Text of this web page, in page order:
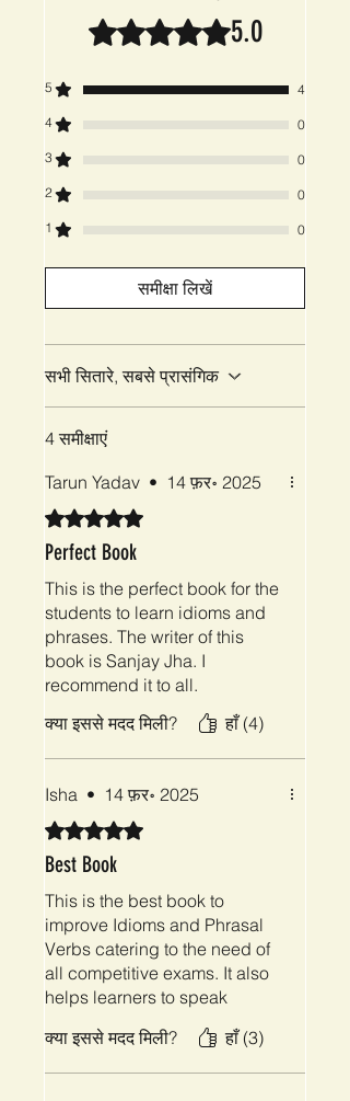
5 में से 5 स्टार के रूप में रेट किया गया।
5.0
5
4
4
0
3
0
2
0
1
0
समीक्षा लिखें
सभी सितारे, सबसे प्रासंगिक
4 समीक्षाएं
Tarun Yadav • 14 फ़र॰ 2025
5 में से 5 स्टार के रूप में रेट किया गया।
Perfect Book
This is the perfect book for the
students to learn idioms and
phrases. The writer of this
book is Sanjay Jha. I
recommend it to all.
क्या इससे मदद मिली?
हाँ (4)
Isha • 14 फ़र॰ 2025
5 में से 5 स्टार के रूप में रेट किया गया।
Best Book
This is the best book to
improve Idioms and Phrasal
Verbs catering to the need of
all competitive exams. It also
helps learners to speak
क्या इससे मदद मिली? हाँ (3)